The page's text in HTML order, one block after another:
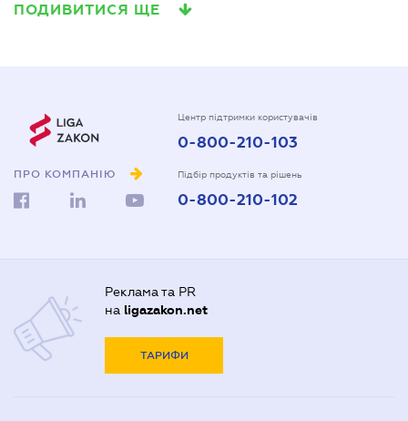
ПОДИВИТИСЯ ЩЕ
ПРО КОМПАНІЮ
Центр підтримки користувачів
0-800-210-103
Підбір продуктів та рішень
0-800-210-102
Реклама та PR
на ligazakon.net
ТАРИФИ